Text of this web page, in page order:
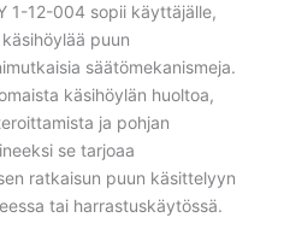
1-12-004 sopii käyttäjälle,
puun
säätömekanismeja.
käsihöylän huoltoa,
ja pohjan
se tarjoaa
ratkaisun puun käsittelyyn
tai harrastuskäytössä.